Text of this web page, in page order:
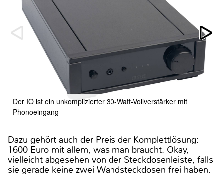
Der IO ist ein unkomplizierter 30-Watt-Vollverstärker mit
Phonoeingang
Dazu gehört auch der Preis der Komplettlösung:
1600 Euro mit allem, was man braucht. Okay,
vielleicht abgesehen von der Steckdosenleiste, falls
sie gerade keine zwei Wandsteckdosen frei haben.